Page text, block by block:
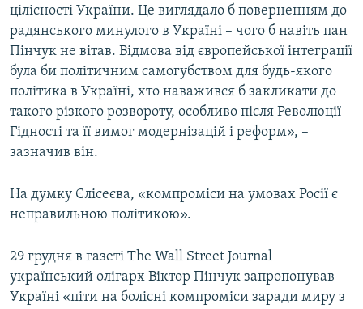
цілісності України. Це виглядало б поверненням до
радянського минулого в Україні – чого б навіть пан
Пінчук не вітав. Відмова від європейської інтеграції
була би політичним самогубством для будь-якого
політика в Україні, хто наважився б закликати до
такого різкого розвороту, особливо після Революції
Гідності та її вимог модернізацій і реформ», –
зазначив він.
На думку Єлісеєва, «компроміси на умовах Росії є
неправильною політикою».
29 грудня в газеті The Wall Street Journal
український олігарх Віктор Пінчук запропонував
Україні «піти на болісні компроміси заради миру з